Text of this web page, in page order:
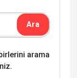
arama